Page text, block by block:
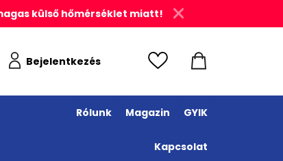
külső hőmérséklet miatt!
Bejelentkezés
Rólunk Magazin GYIK
Kapcsolat